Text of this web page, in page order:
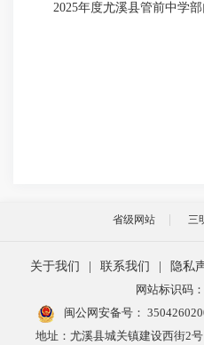
2025年度尤溪县管前中学
省级网站 三
关于我们 联系我们 隐私
网站标识码
闽公网安备号：
地址：尤溪县城关镇建设西街2